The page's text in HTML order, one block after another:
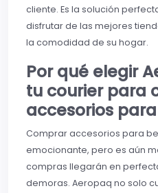
cliente. Es la solución
disfrutar de las mejores
la comodidad de su hogar.
Por qué elegir
tu courier para
accesorios
Comprar accesorios para
emocionante, pero es aún
compras llegarán en
demoras. Aeropaq no solo